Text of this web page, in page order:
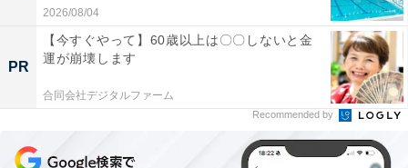
2026/08/04
PR
【今すぐやって】60歳以上は〇〇しないと金
運が崩壊します
合同会社デジタルファーム
Recommended by